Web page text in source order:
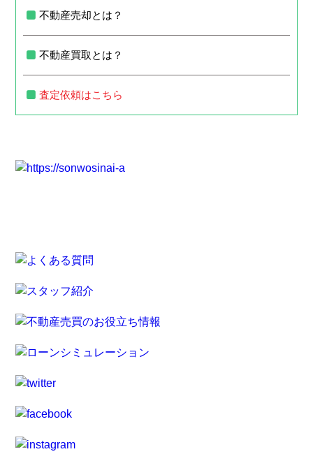
不動産売却とは？
不動産買取とは？
査定依頼はこちら